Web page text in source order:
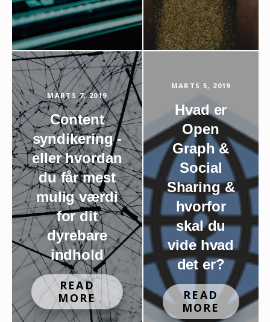
MARTS 7, 2019
Content
syndikering -
eller hvordan
du får mest
mulig værdi
for dit
dyrebare
indhold
READ
MORE
MARTS 5, 2019
Hvad er
Open
Graph &
Social
Sharing &
hvorfor
skal du
vide hvad
det er?
READ
MORE